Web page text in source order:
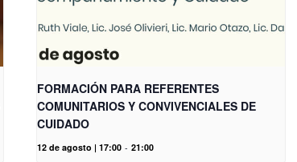
FORMACIÓN PARA REFERENTES
COMUNITARIOS Y CONVIVENCIALES DE
CUIDADO
12 de agosto | 17:00 - 21:00